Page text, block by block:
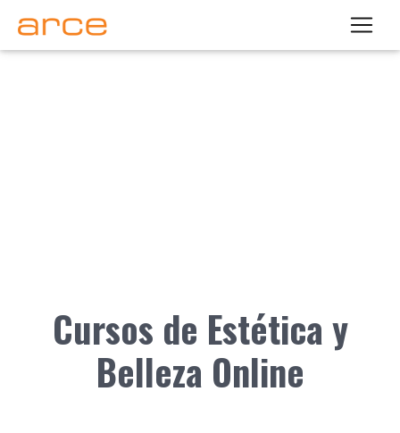
Cursos de Estética y
Belleza Online